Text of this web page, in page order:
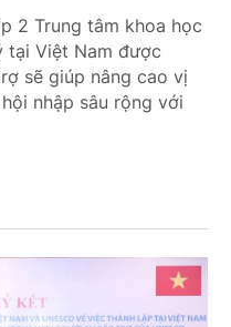
2 Trung tâm khoa học
tại Việt Nam được
sẽ giúp nâng cao vị
nhập sâu rộng với